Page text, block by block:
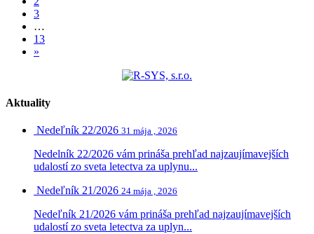
3
…
13
»
Aktuality
Nedeľník 22/2026 31 mája , 2026
Nedelník 22/2026 vám prináša prehľad najzaujímavejších
udalostí zo sveta letectva za uplynu...
Nedeľník 21/2026 24 mája , 2026
Nedeľník 21/2026 vám prináša prehľad najzaujímavejších
udalostí zo sveta letectva za uplyn...